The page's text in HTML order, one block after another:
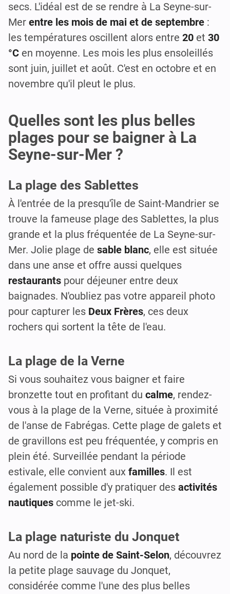
secs. L'idéal est de se rendre à La Seyne-sur-
Mer entre les mois de mai et de septembre :
les températures oscillent alors entre 20 et 30
°C en moyenne. Les mois les plus ensoleillés
sont juin, juillet et août. C'est en octobre et en
novembre qu'il pleut le plus.
Quelles sont les plus belles
plages pour se baigner à La
Seyne-sur-Mer ?
La plage des Sablettes
À l'entrée de la presqu'île de Saint-Mandrier se
trouve la fameuse plage des Sablettes, la plus
grande et la plus fréquentée de La Seyne-sur-
Mer. Jolie plage de sable blanc, elle est située
dans une anse et offre aussi quelques
restaurants pour déjeuner entre deux
baignades. N'oubliez pas votre appareil photo
pour capturer les Deux Frères, ces deux
rochers qui sortent la tête de l'eau.
La plage de la Verne
Si vous souhaitez vous baigner et faire
bronzette tout en profitant du calme, rendez-
vous à la plage de la Verne, située à proximité
de l'anse de Fabrégas. Cette plage de galets et
de gravillons est peu fréquentée, y compris en
plein été. Surveillée pendant la période
estivale, elle convient aux familles. Il est
également possible d'y pratiquer des activités
nautiques comme le jet-ski.
La plage naturiste du Jonquet
Au nord de la pointe de Saint-Selon, découvrez
la petite plage sauvage du Jonquet,
considérée comme l'une des plus belles